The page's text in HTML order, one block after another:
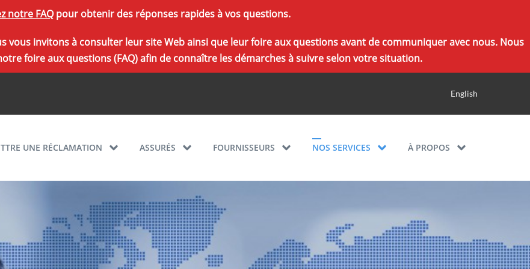
notre FAQpour obtenir des réponses rapides à vos questions.
vous invitons à consulter leur site Web ainsi que leur foire aux questions avant de communiquer avec nous. Nous
foire aux questions (FAQ) afin de connaître les démarches à suivre selon votre situation.
English
UNE RÉCLAMATION ASSURÉS FOURNISSEURS NOS SERVICES À PROPOS